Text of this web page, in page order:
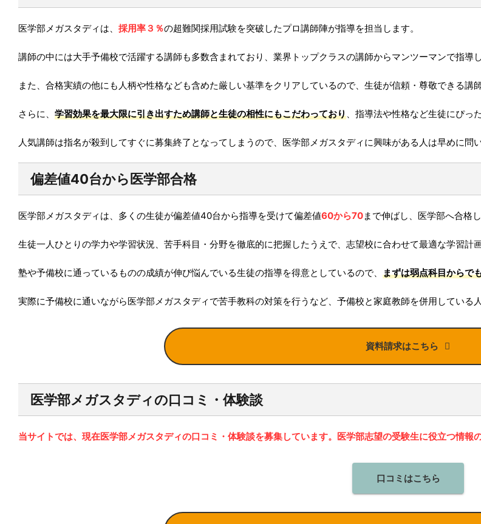
医学部メガスタディは、 採用率３％の超難関採用試験を突破したプロ講師陣が指導を担当します。
講師の中には大手予備校で活躍する講師も多数含まれており、業界トップクラスの講師からマンツーマンで指導
また、合格実績の他にも人柄や性格なども含めた厳しい基準をクリアしているので、生徒が信頼・尊敬できる講
さらに、 学習効果を最大限に引き出すため講師と生徒の相性にもこだわっており、指導法や性格など生徒にぴっ
人気講師は指名が殺到してすぐに募集終了となってしまうので、医学部メガスタディに興味がある人は早めに問
偏差値40台から医学部合格
医学部メガスタディは、多くの生徒が偏差値40台から指導を受けて偏差値60から70まで伸ばし、医学部へ合格
生徒一人ひとりの学力や学習状況、苦手科目・分野を徹底的に把握したうえで、志望校に合わせて最適な学習計
塾や予備校に通っているものの成績が伸び悩んでいる生徒の指導を得意としているので、 まずは弱点科目からで
実際に予備校に通いながら医学部メガスタディで苦手教科の対策を行うなど、予備校と家庭教師を併用している
資料請求はこちら
医学部メガスタディの口コミ・体験談
当サイトでは、現在医学部メガスタディの口コミ・体験談を募集しています。医学部志望の受験生に役立つ情報
口コミはこちら